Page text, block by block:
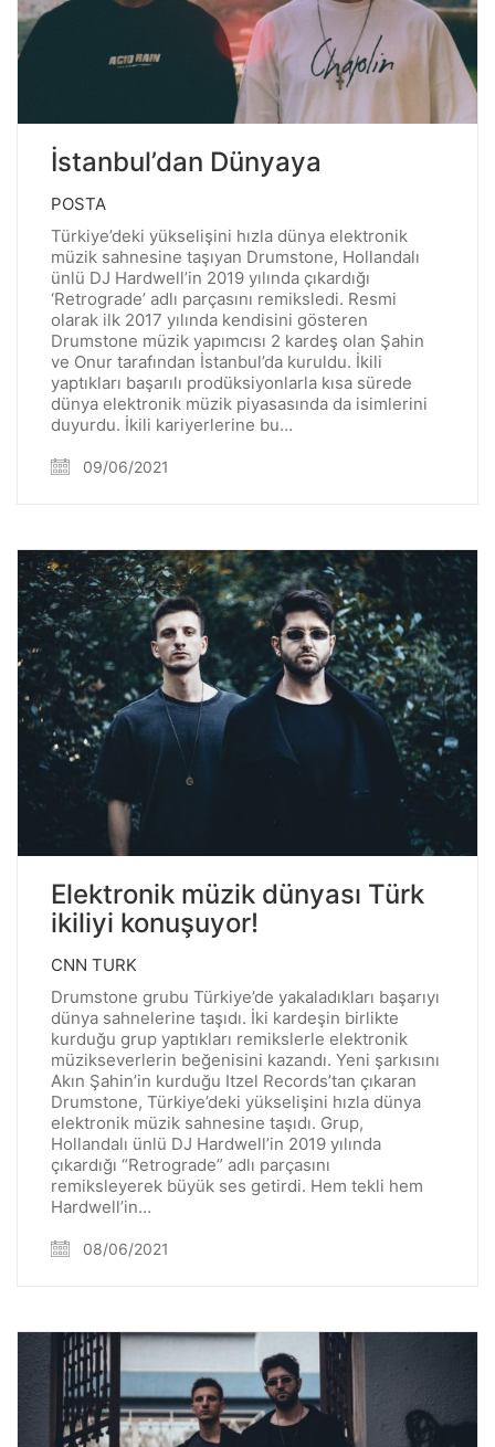
İstanbul’dan Dünyaya
POSTA
Türkiye’deki yükselişini hızla dünya elektronik
müzik sahnesine taşıyan Drumstone, Hollandalı
ünlü DJ Hardwell’in 2019 yılında çıkardığı
‘Retrograde’ adlı parçasını remiksledi. Resmi
olarak ilk 2017 yılında kendisini gösteren
Drumstone müzik yapımcısı 2 kardeş olan Şahin
ve Onur tarafından İstanbul’da kuruldu. İkili
yaptıkları başarılı prodüksiyonlarla kısa sürede
dünya elektronik müzik piyasasında da isimlerini
duyurdu. İkili kariyerlerine bu…
09/06/2021
Elektronik müzik dünyası Türk
ikiliyi konuşuyor!
CNN TURK
Drumstone grubu Türkiye’de yakaladıkları başarıyı
dünya sahnelerine taşıdı. İki kardeşin birlikte
kurduğu grup yaptıkları remikslerle elektronik
müzikseverlerin beğenisini kazandı. Yeni şarkısını
Akın Şahin’in kurduğu Itzel Records’tan çıkaran
Drumstone, Türkiye’deki yükselişini hızla dünya
elektronik müzik sahnesine taşıdı. Grup,
Hollandalı ünlü DJ Hardwell’in 2019 yılında
çıkardığı “Retrograde” adlı parçasını
remiksleyerek büyük ses getirdi. Hem tekli hem
Hardwell’in…
08/06/2021